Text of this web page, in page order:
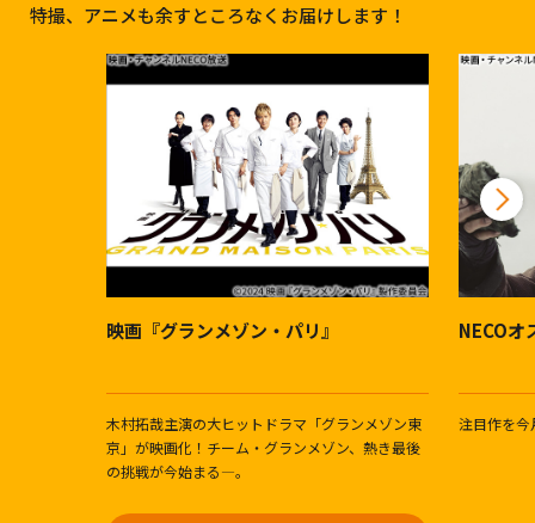
特撮、アニメも余すところなくお届けします！
映画『グランメゾン・パリ』
木村拓哉主演の大ヒットドラマ「グランメゾン東
京」が映画化！チーム・グランメゾン、熱き最後
の挑戦が今始まる―。
NECOオ
注目作を今